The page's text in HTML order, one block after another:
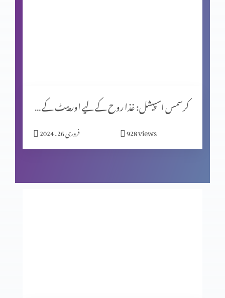
زندگی ایک پیغام ہے
کرسمس اسپیشل: غذا روح کے لیے اور پیٹ کے لیے؟
فروری 26, 2024 928views